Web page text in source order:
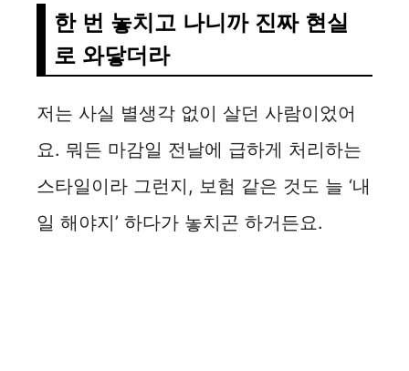
한 번 놓치고 나니까 진짜 현실
로 와닿더라
저는 사실 별생각 없이 살던 사람이었어
요. 뭐든 마감일 전날에 급하게 처리하는
스타일이라 그런지, 보험 같은 것도 늘 ‘내
일 해야지’ 하다가 놓치곤 하거든요.